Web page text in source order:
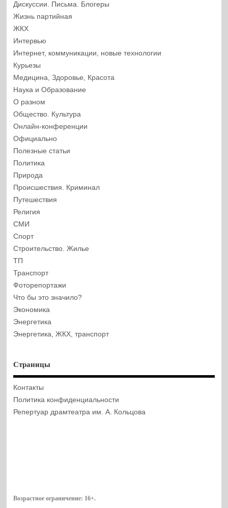
Дискуссии. Письма. Блогеры
Жизнь партийная
ЖКХ
Интервью
Интернет, коммуникации, новые технологии
Курьезы
Медицина, Здоровье, Красота
Наука и Образование
О разном
Общество. Культура
Онлайн-конференции
Официально
Полезные статьи
Политика
Природа
Происшествия. Криминал
Путешествия
Религия
СМИ
Спорт
Строительство. Жилье
ТП
Транспорт
Фоторепортажи
Что бы это значило?
Экономика
Энергетика
Энергетика, ЖКХ, транспорт
Страницы
Контакты
Политика конфиденциальности
Репертуар драмтеатра им. А. Кольцова
Возрастное ограничение: 16+.